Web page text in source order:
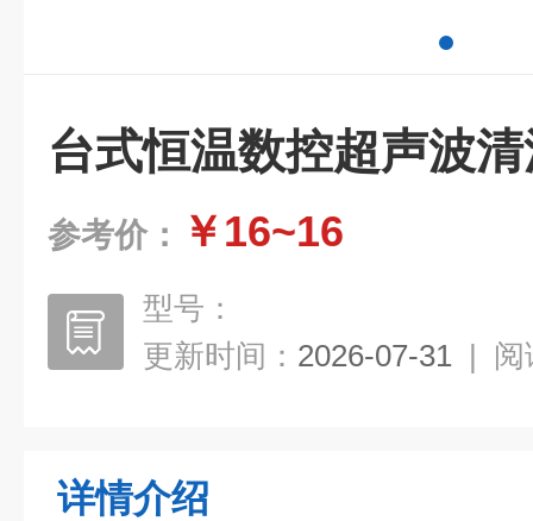
台式恒温数控超声波
参考价： ￥16~16
型号：
更新时间： 2026-07-31 | 阅
详情介绍